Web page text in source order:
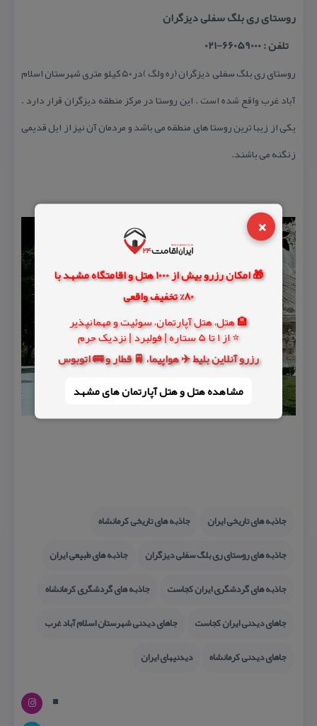
×
🎁 امکان رزرو بیش از 1000 هتل و اقامتگاه مشهد با
80% تخفیف واقعی
🏨 هتل، هتل آپارتمان، سوئیت و مهمانپذیر
⭐ از 1 تا 5 ستاره | فولبرد | نزدیک حرم
رزرو آنلاین بلیط ✈️ هواپیما، 🚆 قطار و 🚌 اتوبوس
مشاهده هتل و هتل‌ آپارتمان های مشهد
روستای ری بلگ سفلی دیزگران
تلفن : 66059000-021
روستای ری بلگ سفلی دیزگران (ره ولگ )در ۵۰ كیلو متری شهرستان اسلام
آباد غرب واقع شده است . این روستا در مركز منطقه دیزگران قرار دارد .
یكی از زیبا ترین روستا های منطقه می باشد و مردمان آن نیز از ایل قدیمی
زنگنه می باشند.
جاذبه های تاریخی ایران
جاذبه های تاریخی كرمانشاه
جاذبه های روستای ری بلگ سفلی دیزگران
جاذبه های طبیعی ایران
جاذبه های گردشگری ایران كجاست
جاذبه های گردشگری كرمانشاه
جاهای دیدنی ایران كجاست
جاهای دیدنی شهرستان اسلام آباد غرب
جاهای دیدنی كرمانشاه
دیدنیهای ایران